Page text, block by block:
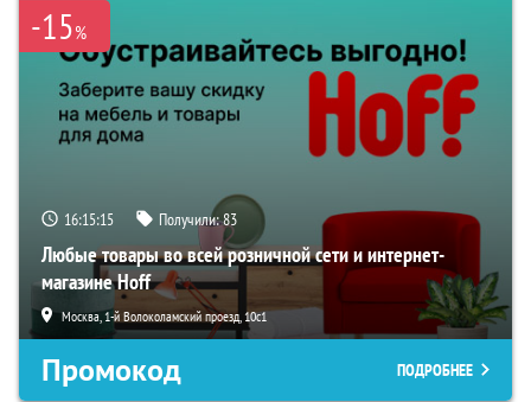
-15%
16:15:14 Получили:83
Любые товары во всей розничной сети и интернет-
магазине Hoff
Москва, 1-й Волоколамский проезд, 10с1
Промокод ПОДРОБНЕЕ